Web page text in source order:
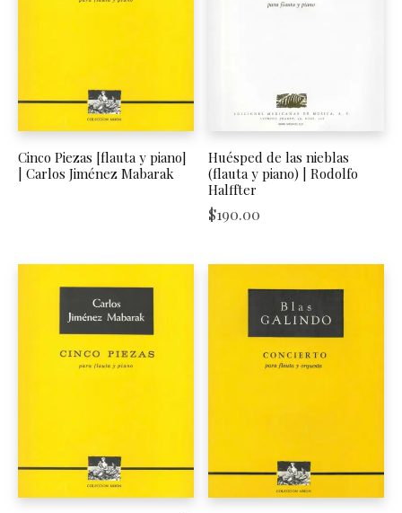
Cinco Piezas [flauta y piano]
| Carlos Jiménez Mabarak
Huésped de las nieblas
(flauta y piano) | Rodolfo
Halffter
$190.00